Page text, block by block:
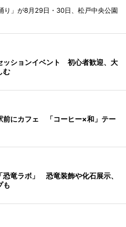
り」が8月29日・30日、松戸中央公園
ッションイベント 初心者歓迎、大
む
前にカフェ 「コーヒー×和」テー
恐竜ラボ」 恐竜装飾や化石展示、
も